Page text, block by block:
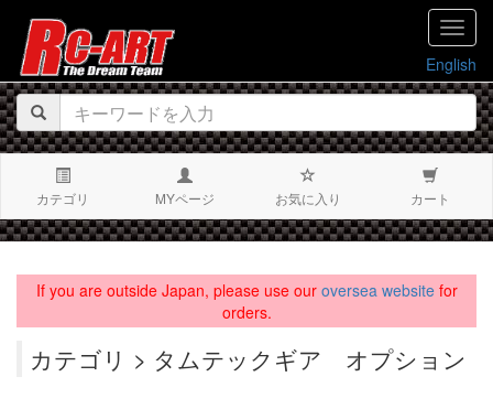
English
カテゴリ MYページ お気に入り カート
If you are outside Japan, please use our oversea websitefor
orders.
カテゴリ > タムテックギア オプション